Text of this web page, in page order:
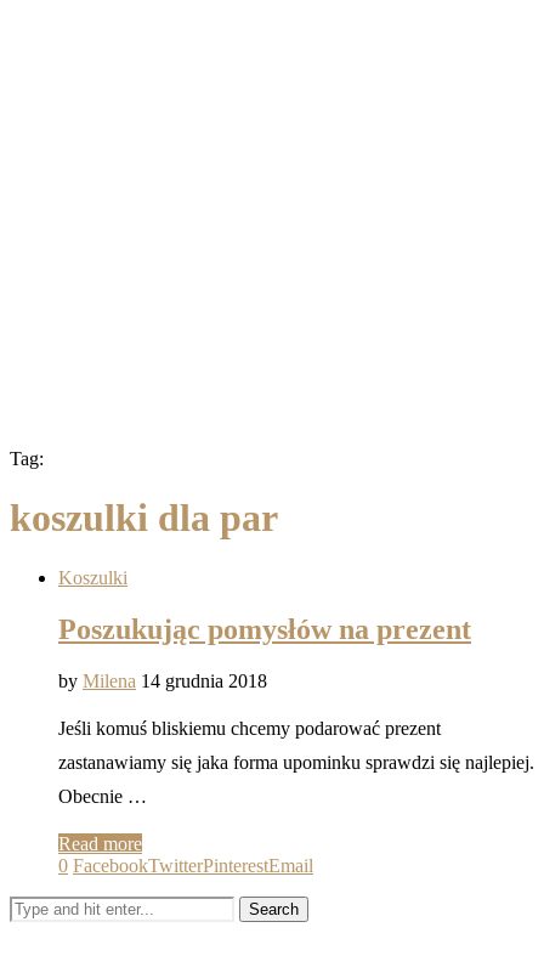
Tag:
koszulki dla par
Koszulki
Poszukując pomysłów na prezent
by Milena 14 grudnia 2018
Jeśli komuś bliskiemu chcemy podarować prezent
zastanawiamy się jaka forma upominku sprawdzi się najlepiej.
Obecnie …
Read more
0 FacebookTwitterPinterestEmail